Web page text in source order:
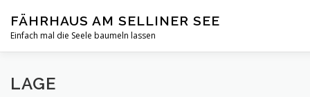
Inhalt
springen
FÄHRHAUS AM SELLINER SEE
Einfach mal die Seele baumeln lassen
HOME
LAGE